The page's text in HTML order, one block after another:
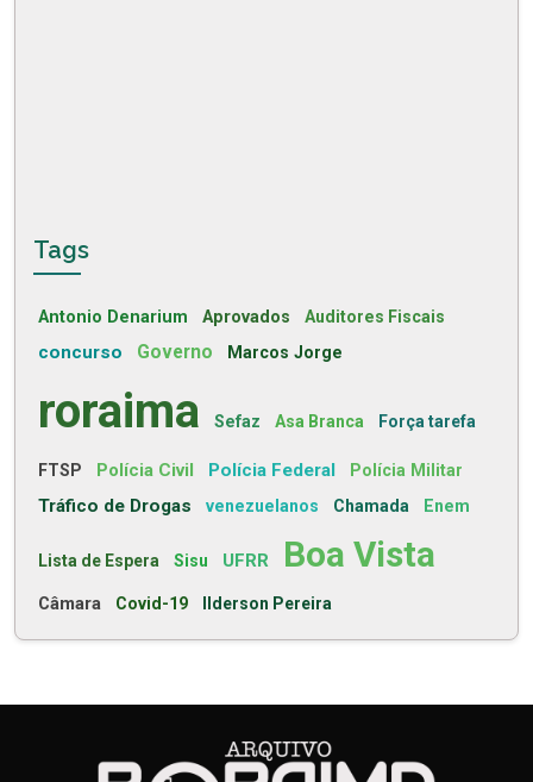
Tags
Antonio Denarium Aprovados Auditores Fiscais
concurso Governo Marcos Jorge
roraima Sefaz Asa Branca Força tarefa
FTSP Polícia Civil Polícia Federal Polícia Militar
Tráfico de Drogas venezuelanos Chamada Enem
Lista de Espera Sisu UFRR Boa Vista
Câmara Covid-19 Ilderson Pereira